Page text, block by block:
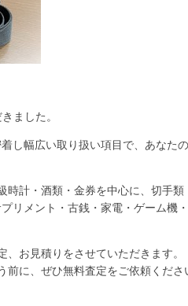
ました。
し幅広い取り扱い項目で、あなた
計・酒類・金券を中心に、切手類
リメント・古銭・家電・ゲーム機
お見積りをさせていただきます。
前に、ぜひ無料査定をご依頼くださ